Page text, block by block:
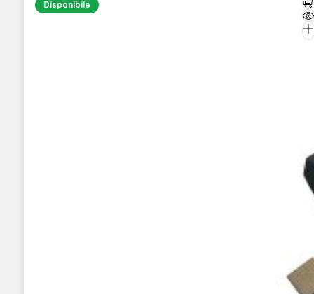
Disponibile